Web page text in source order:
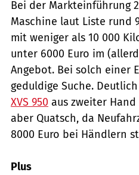
Bei der Markteinführung
Maschine laut Liste rund
mit weniger als 10 000
unter 6000 Euro im
Angebot. Bei solch einer
geduldige Suche.
XVS 950 aus zweiter
aber Quatsch, da
8000 Euro bei Händlern
Plus